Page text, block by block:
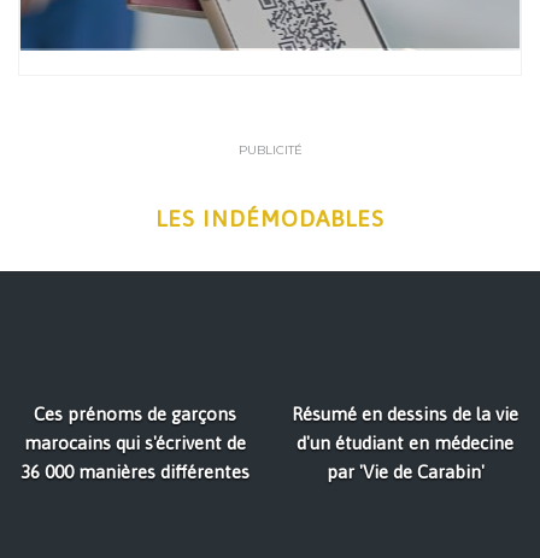
PUBLICITÉ
LES INDÉMODABLES
Ces prénoms de garçons
marocains qui s'écrivent de
36 000 manières différentes
Résumé en dessins de la vie
d'un étudiant en médecine
par 'Vie de Carabin'